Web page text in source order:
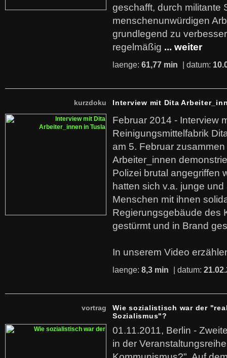
geschafft, durch militante
menschenunwürdigen
grundlegend zu
regelmäßig ... weiter
laenge: 61,77 min | datum:
kurzdoku Interview mit Dita
Februar 2014 - Interview
Reinigungsmittelfabrik
am 5. Februar
Arbeiter_innen
Polizei brutal angegriffen
hatten sich v.a. junge
Menschen mit ihnen
Regierungsgebäude des
gestürmt und in Brand
In unserem Video
laenge: 8,3 min | datum:
vortrag
Wie sozialistisch war der
Sozialismus"?
01.11.2011, Berlin -
in der